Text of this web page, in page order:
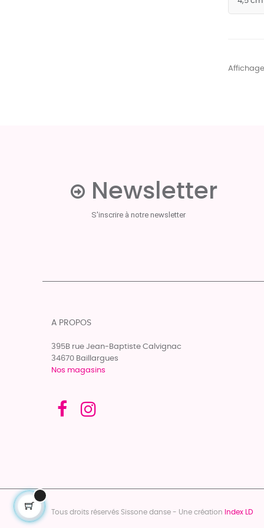
Newsletter
S'inscrire à notre newsletter
A PROPOS
395B rue Jean-Baptiste Calvignac
34670 Baillargues
Nos magasins
Tous droits réservés Sissone danse - Une création Index LD